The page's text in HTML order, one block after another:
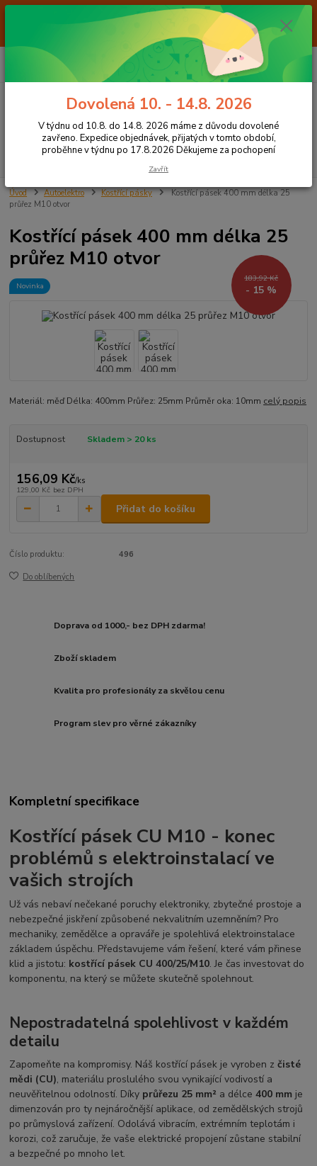
Od 7.8. do 14.8. 2026 máme z důvodu dovolené ZAVŘENO. Expedice
objednávek, přijatých v tomto období, proběhne v týdnu po 17.8.2026
Děkujeme za pochopení
CZK
Hledat
+420 605 283 713
za0,00 Kč
Úvod Autoelektro Kostřící pásky
Kostřící pásek 400 mm délka 25
průřez M10 otvor
Kostřící pásek 400 mm délka 25
průřez M10 otvor
Novinka
183,92 Kč
- 15 %
Materiál: měď Délka: 400mm Průřez: 25mm Průměr oka: 10mm celý popis
Dostupnost Skladem > 20 ks
156,09 Kč/ks
129,00 Kč bez DPH
Přidat do košíku
Číslo produktu: 496
Do oblíbených
Doprava od 1000,- bez DPH zdarma!
Zboží skladem
Kvalita pro profesionály za skvělou cenu
Program slev pro věrné zákazníky
Kompletní specifikace
Kostřící pásek CU M10 - konec
problémů s elektroinstalací ve
vašich strojích
Už vás nebaví nečekané poruchy elektroniky, zbytečné prostoje a
nebezpečné jiskření způsobené nekvalitním uzemněním? Pro
mechaniky, zemědělce a opraváře je spolehlivá elektroinstalace
základem úspěchu. Představujeme vám řešení, které vám přinese
klid a jistotu: kostřící pásek CU 400/25/M10. Je čas investovat do
komponentu, na který se můžete skutečně spolehnout.
Nepostradatelná spolehlivost v každém
detailu
Zapomeňte na kompromisy. Náš kostřící pásek je vyroben zčisté
mědi (CU), materiálu proslulého svou vynikající vodivostí a
neuvěřitelnou odolností. Díky průřezu 25 mm² a délce400 mm je
dimenzován pro ty nejnáročnější aplikace, od zemědělských strojů
po průmyslová zařízení. Odolává vibracím, extrémním teplotám i
korozi, což zaručuje, že vaše elektrické propojení zůstane stabilní
a bezpečné po mnoho let.
Dovolená 10. - 14.8. 2026
V týdnu od 10.8. do 14.8. 2026 máme z důvodu dovolené
zavřeno. Expedice objednávek, přijatých v tomto období,
proběhne v týdnu po 17.8.2026 Děkujeme za pochopení
Zavřít